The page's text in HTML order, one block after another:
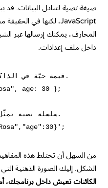
صيغة نصية لتبادل البيانات. قد
المحارف، يمكنك إرسالها عبر
داخل ملف إعدادات.
age: 30 };
من السهل أن تختلط هذه
الشكل. إليك الصورة الذهنية